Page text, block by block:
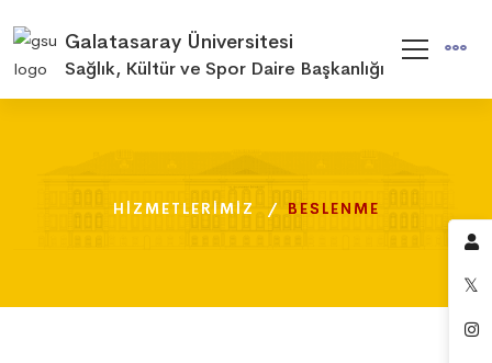
Galatasaray Üniversitesi
Sağlık, Kültür ve Spor Daire Başkanlığı
HIZMETLERIMIZ BESLENME
HIZMETLERIMIZ BESLENME
HIZMETLERIMIZ BESLENME